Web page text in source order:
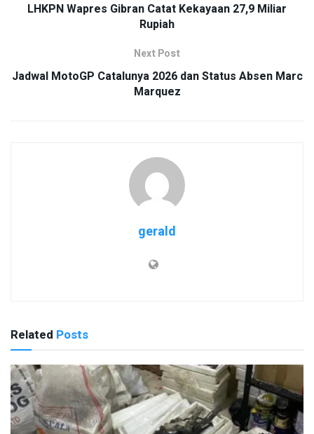
LHKPN Wapres Gibran Catat Kekayaan 27,9 Miliar
Rupiah
Next Post
Jadwal MotoGP Catalunya 2026 dan Status Absen Marc
Marquez
gerald
Related Posts